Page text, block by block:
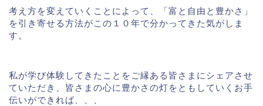
考え方を変えていくことによって、「富と自由と豊かさ」
を引き寄せる方法がこの１０年で分かってきた気がしま
す。
私が学び体験してきたことをご縁ある皆さまにシェアさせ
ていただき、皆さまの心に豊かさの灯をともしていくお手
伝いができれば、、、